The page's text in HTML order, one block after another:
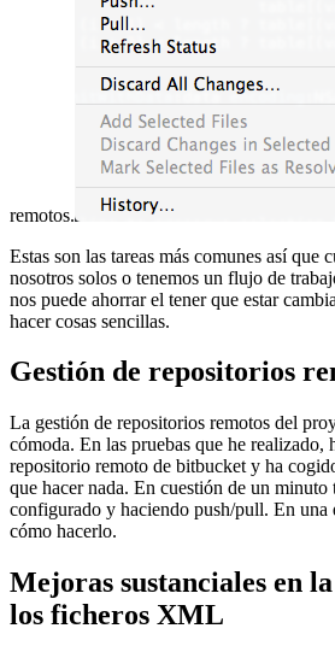
remotos.
Estas son las tareas más comunes así que
nosotros solos o tenemos un flujo de
nos puede ahorrar el tener que estar
hacer cosas sencillas.
Gestión de repositorios
La gestión de repositorios remotos del
cómoda. En las pruebas que he realizado,
repositorio remoto de bitbucket y ha
que hacer nada. En cuestión de un minuto
configurado y haciendo push/pull. En una
cómo hacerlo.
Mejoras sustanciales en
los ficheros XML